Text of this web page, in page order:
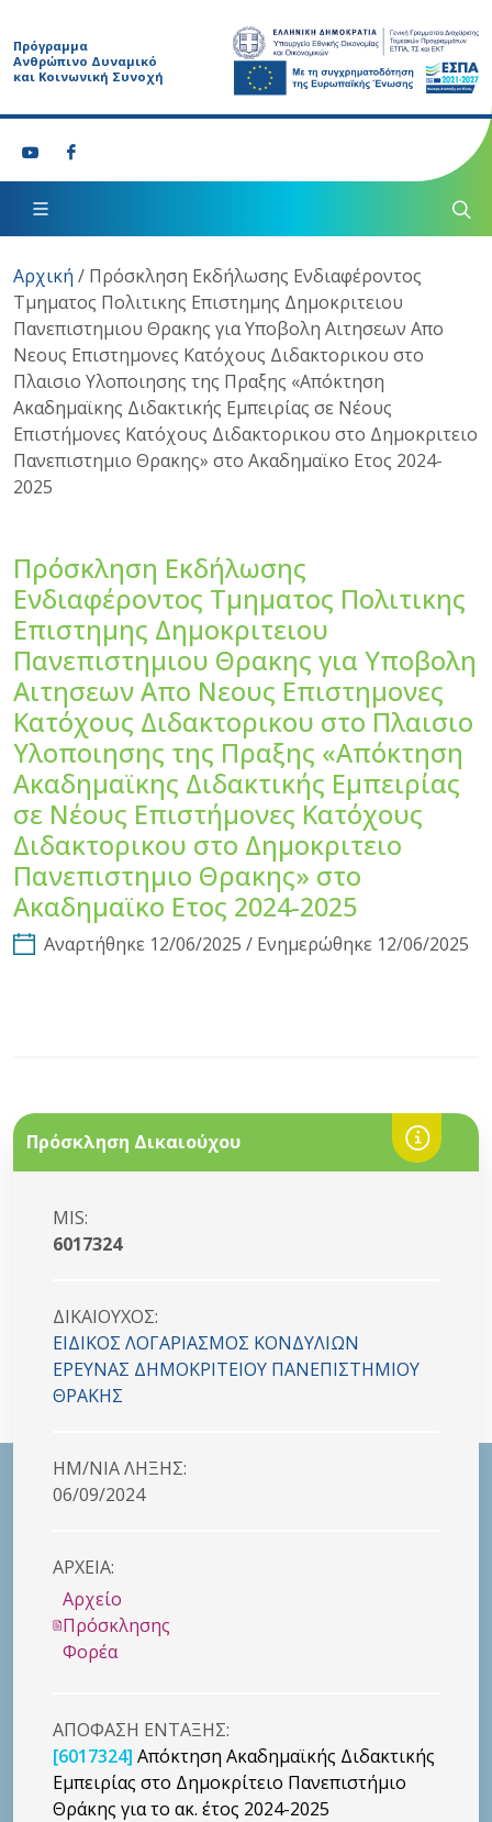
Πρόγραμμα
Ανθρώπινο Δυναμικό
και Κοινωνική Συνοχή
Αρχική / Πρόσκληση Εκδήλωσης Ενδιαφέροντος
Τμηματος Πολιτικης Επιστημης Δημοκριτειου
Πανεπιστημιου Θρακης για Υποβολη Αιτησεων Απο
Νεους Επιστημονες Κατόχους Διδακτορικου στο
Πλαισιο Υλοποιησης της Πραξης «Απόκτηση
Ακαδημαϊκης Διδακτικής Εμπειρίας σε Νέους
Επιστήμονες Κατόχους Διδακτορικου στο Δημοκριτειο
Πανεπιστημιο Θρακης» στο Ακαδημαϊκο Ετος 2024-
2025
Πρόσκληση Εκδήλωσης
Ενδιαφέροντος Τμηματος Πολιτικης
Επιστημης Δημοκριτειου
Πανεπιστημιου Θρακης για Υποβολη
Αιτησεων Απο Νεους Επιστημονες
Κατόχους Διδακτορικου στο Πλαισιο
Υλοποιησης της Πραξης «Απόκτηση
Ακαδημαϊκης Διδακτικής Εμπειρίας
σε Νέους Επιστήμονες Κατόχους
Διδακτορικου στο Δημοκριτειο
Πανεπιστημιο Θρακης» στο
Ακαδημαϊκο Ετος 2024-2025
Αναρτήθηκε 12/06/2025 / Ενημερώθηκε 12/06/2025
Πρόσκληση Δικαιούχου
MIS:
6017324
ΔΙΚΑΙΟYΧΟΣ:
ΕΙΔΙΚΟΣ ΛΟΓΑΡΙΑΣΜΟΣ ΚΟΝΔΥΛΙΩΝ
ΕΡΕΥΝΑΣ ΔΗΜΟΚΡΙΤΕΙΟΥ ΠΑΝΕΠΙΣΤΗΜΙΟΥ
ΘΡΑΚΗΣ
HM/NIA ΛΗΞΗΣ:
06/09/2024
ΑΡΧΕΙΑ:
Αρχείο
Πρόσκλησης
Φορέα
ΑΠΟΦΑΣΗ ΕΝΤΑΞΗΣ:
[6017324] Απόκτηση Ακαδημαϊκής Διδακτικής
Εμπειρίας στο Δημοκρίτειο Πανεπιστήμιο
Θράκης για το ακ. έτος 2024-2025